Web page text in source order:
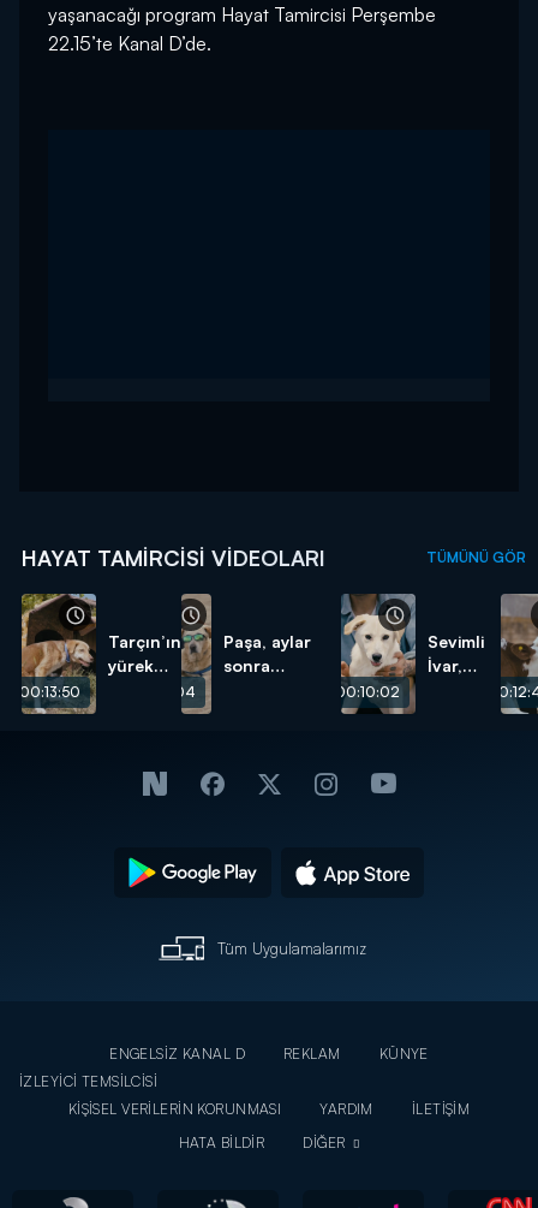
yaşanacağı program Hayat Tamircisi Perşembe
22.15’te Kanal D’de.
HAYAT TAMIRCISI VIDEOLARI TÜMÜNÜ GÖR
00:13:50
Tarçın’ın
yürek
00:16:04
Paşa, aylar
sonra
00:10:02
Sevimli
İvar,
Tüm Uygulamalarımız
ENGELSİZ KANAL D REKLAM
KÜNYE
İZLEYİCİ TEMSİLCİSİ
KİŞİSEL VERİLERİN KORUNMASI
YARDIM
İLETİŞİM
HATA BİLDİR
DİĞER